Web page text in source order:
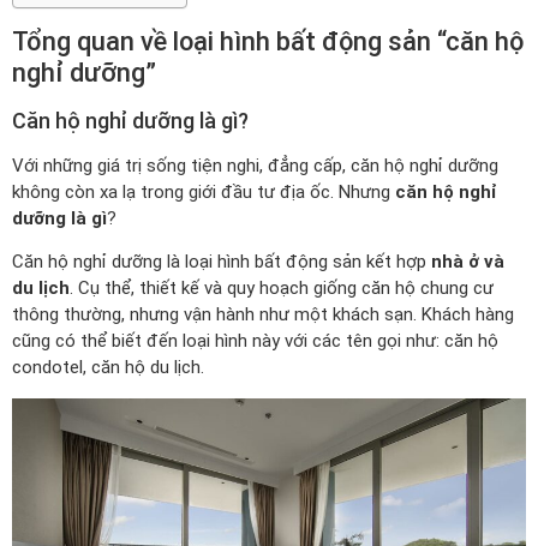
Tổng quan về loại hình bất động sản “căn hộ
nghỉ dưỡng”
Căn hộ nghỉ dưỡng là gì?
Với những giá trị sống tiện nghi, đẳng cấp, căn hộ nghỉ dưỡng
không còn xa lạ trong giới đầu tư địa ốc. Nhưng căn hộ nghỉ
dưỡng là gì?
Căn hộ nghỉ dưỡng là loại hình bất động sản kết hợp nhà ở và
du lịch. Cụ thể, thiết kế và quy hoạch giống căn hộ chung cư
thông thường, nhưng vận hành như một khách sạn. Khách hàng
cũng có thể biết đến loại hình này với các tên gọi như: căn hộ
condotel, căn hộ du lịch.